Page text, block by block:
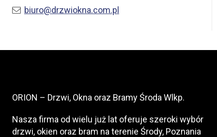
biuro@drzwiokna.com.pl
ORION – Drzwi, Okna oraz Bramy Środa Wlkp.
Nasza firma od wielu już lat oferuje szeroki wybór
drzwi, okien oraz bram na terenie Środy, Poznania